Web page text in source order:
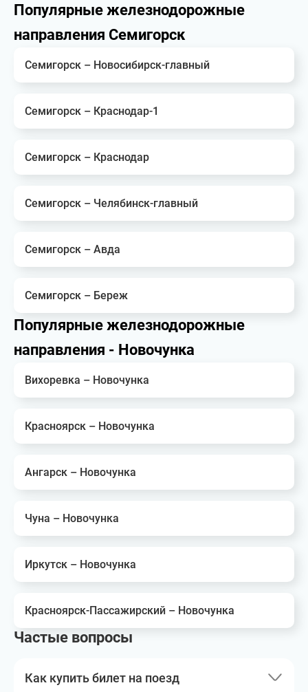
Популярные железнодорожные
направления Семигорск
Семигорск – Новосибирск-главный
Семигорск – Краснодар-1
Семигорск – Краснодар
Семигорск – Челябинск-главный
Семигорск – Авда
Семигорск – Береж
Популярные железнодорожные
направления - Новочунка
Вихоревка – Новочунка
Красноярск – Новочунка
Ангарск – Новочунка
Чуна – Новочунка
Иркутск – Новочунка
Красноярск-Пассажирский – Новочунка
Частые вопросы
Как купить билет на поезд